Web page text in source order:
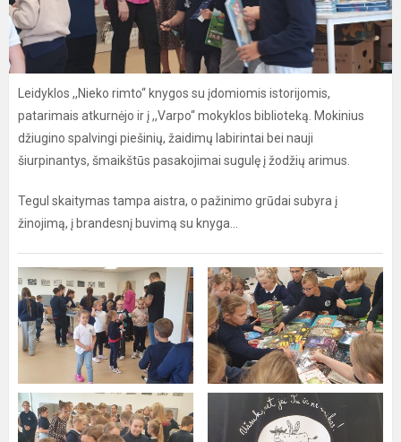
Leidyklos ,,Nieko rimto“ knygos su įdomiomis istorijomis,
patarimais atkurnėjo ir į ,,Varpo“ mokyklos biblioteką. Mokinius
džiugino spalvingi piešinių, žaidimų labirintai bei nauji
šiurpinantys, šmaikštūs pasakojimai sugulę į žodžių arimus.
Tegul skaitymas tampa aistra, o pažinimo grūdai subyra į
žinojimą, į brandesnį buvimą su knyga...